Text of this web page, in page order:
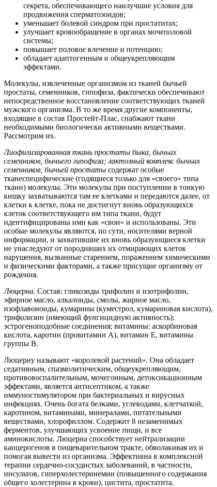
секрета, обеспечивающего наилучшие условия для
продвижения сперматозоидов;
уменьшает болевой синдром при простатитах;
улучшает кровообращение в органах мочеполовой
системы;
повышает половое влечение и потенцию;
обладает адаптогенным и общеукрепляющим
эффектами.
Молекулы, извлеченные организмом из тканей бычьей
простаты, семенников, гипофиза, фактически обеспечивают
непосредственное восстановление соответствующих тканей
мужского организма. В то же время другие компоненты,
входящие в состав Простейт-Плас, снабжают ткани
необходимыми биологически активными веществами.
Рассмотрим их.
Лиофилизированная ткань простаты быка, бычьих
семенников, бычьего гипофиза; лактозный комплекс бычьих
семенников, бычьей простаты содержат особые
тканеспецифические (годящиеся только для «своего» типа
ткани) молекулы. Эти молекулы при поступлении в тонкую
кишку захватываются там ее клетками и передаются далее, от
клетки к клетке, пока не достигнут вновь образующихся
клеток соответствующего им типа ткани, будут
идентифицированы ими как «свои» и использованы. Эти
особые молекулы являются, по сути, носителями верной
информации, и захватившие их вновь образующиеся клетки
не унаследуют от породивших их отмирающих клеток
нарушения, вызванные старением, поражением химическими
и физическими факторами, а также присущие организму от
рождения.
Люцерна. Состав: гликозиды трифолин и изотрифолин,
эфирное масло, алкалоиды, смолы, жирное масло,
изофлавоноиды, кумарины (куместрол, кумариновая кислота),
трифолизин (имеющий фунгицидную активность);
эстрогеноподобные соединения; витамины: аскорбиновая
кислота, каротин (провитамин А), витамин Е, витамины
группы В.
Люцерну называют «королевой растений». Она обладает
седативным, спазмолитическим, общеукрепляющим,
противовоспалительным, мочегонным, детоксикационным
эффектами, является антисептиком, а также
иммуностимулятором при бактериальных и вирусных
инфекциях. Очень богата белками, углеводами, клетчаткой,
каротином, витаминами, минералами, питательными
веществами, хлорофиллом. Содержит 8 незаменимых
ферментов, улучшающих усвоение пищи, и все
аминокислоты. Люцерна способствует нейтрализации
канцерогенов в пищеварительном тракте, обволакивая их и
помогая вывести из организма. Эффективна в комплексной
терапии сердечно-сосудистых заболеваний, в частности,
инсультов, гиперхолестеринемии (повышенного содержания
общего холестерина в крови), цистита, простатита.